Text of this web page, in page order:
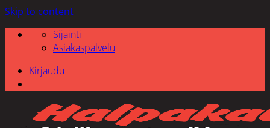
Skip to content
Sijainti
Asiakaspalvelu
Kirjaudu